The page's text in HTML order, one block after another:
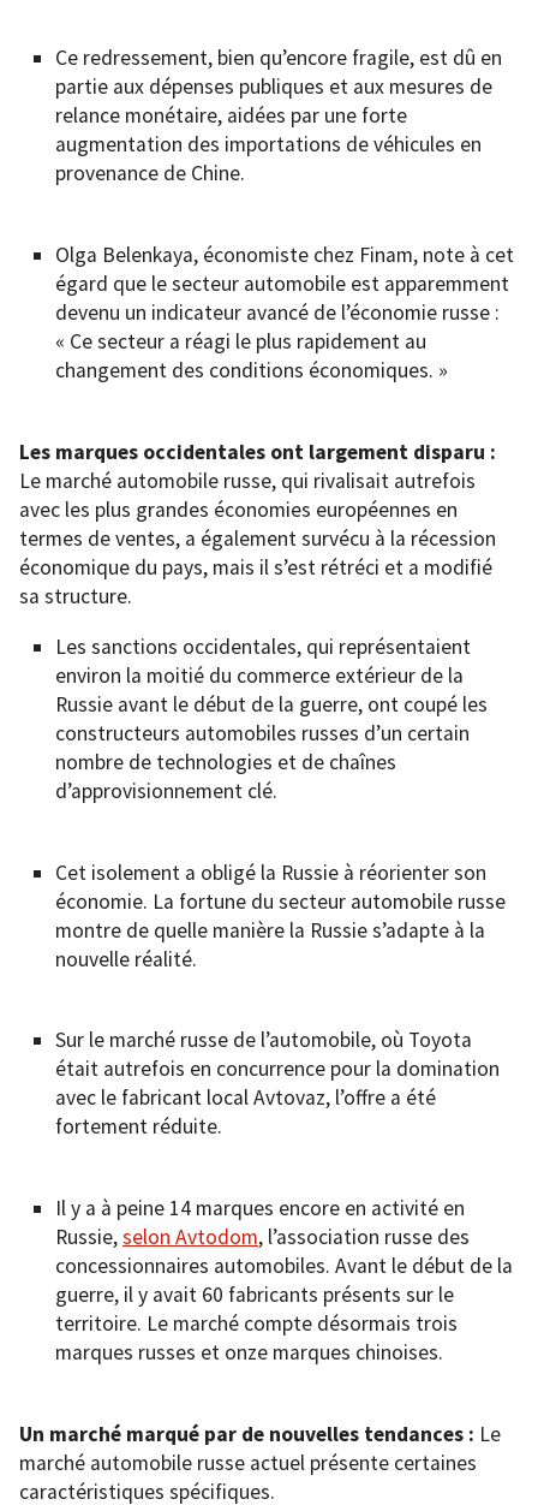
Ce redressement, bien qu’encore fragile, est dû en
partie aux dépenses publiques et aux mesures de
relance monétaire, aidées par une forte
augmentation des importations de véhicules en
provenance de Chine.
Olga Belenkaya, économiste chez Finam, note à cet
égard que le secteur automobile est apparemment
devenu un indicateur avancé de l’économie russe :
« Ce secteur a réagi le plus rapidement au
changement des conditions économiques. »
Les marques occidentales ont largement disparu :
Le marché automobile russe, qui rivalisait autrefois
avec les plus grandes économies européennes en
termes de ventes, a également survécu à la récession
économique du pays, mais il s’est rétréci et a modifié
sa structure.
Les sanctions occidentales, qui représentaient
environ la moitié du commerce extérieur de la
Russie avant le début de la guerre, ont coupé les
constructeurs automobiles russes d’un certain
nombre de technologies et de chaînes
d’approvisionnement clé.
Cet isolement a obligé la Russie à réorienter son
économie. La fortune du secteur automobile russe
montre de quelle manière la Russie s’adapte à la
nouvelle réalité.
Sur le marché russe de l’automobile, où Toyota
était autrefois en concurrence pour la domination
avec le fabricant local Avtovaz, l’offre a été
fortement réduite.
Il y a à peine 14 marques encore en activité en
Russie,selon Avtodom, l’association russe des
concessionnaires automobiles. Avant le début de la
guerre, il y avait 60 fabricants présents sur le
territoire. Le marché compte désormais trois
marques russes et onze marques chinoises.
Un marché marqué par de nouvelles tendances : Le
marché automobile russe actuel présente certaines
caractéristiques spécifiques.